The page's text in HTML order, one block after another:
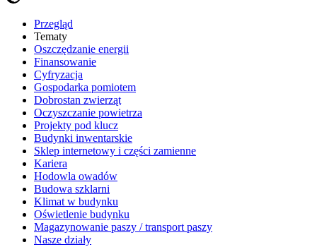
Przegląd
Tematy
​Oszczędzanie energii
Finansowanie
Cyfryzacja
Gospodarka pomiotem
Dobrostan zwierząt
Oczyszczanie powietrza
Projekty pod klucz
Budynki inwentarskie
Sklep internetowy i części zamienne
Kariera
Hodowla owadów
Budowa szklarni
Klimat w budynku
Oświetlenie budynku
Magazynowanie paszy / transport paszy
Nasze działy